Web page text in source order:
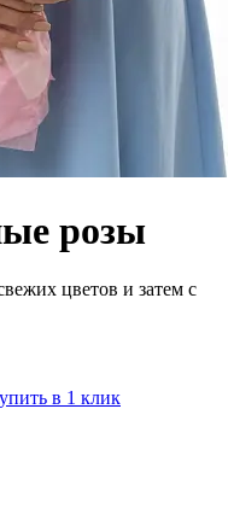
розы
цветов и затем с
в 1 клик